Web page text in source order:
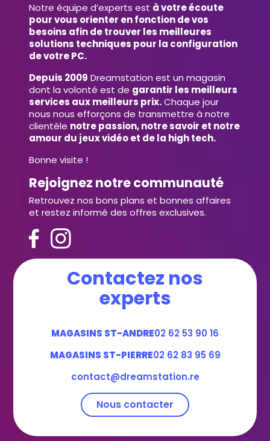
Notre équipe d’experts est à votre écoute
pour vous orienter en fonction de vos
besoins afin de trouver les meilleures
solutions techniques pour la configuration
de votre PC.
Depuis 2009 Dreamstation est un magasin
dont la volonté est de garantir les meilleurs
services aux meilleurs prix.Chaque jour
nous nous efforçons de transmettre à notre
clientèle notre passion, notre savoir et notre
amour du jeux vidéo et de la high tech.
Bonne visite !
Rejoignez notre communauté
Retrouvez nos bons plans et bonnes affaires
et restez informé des offres exclusives.
Contactez nos
experts
MAGASINS ST-ANDRE02 62 53 90 16
MAGASINS ST-PIERRE02 62 83 95 69
contact@dreamstation.re
Nous contacter